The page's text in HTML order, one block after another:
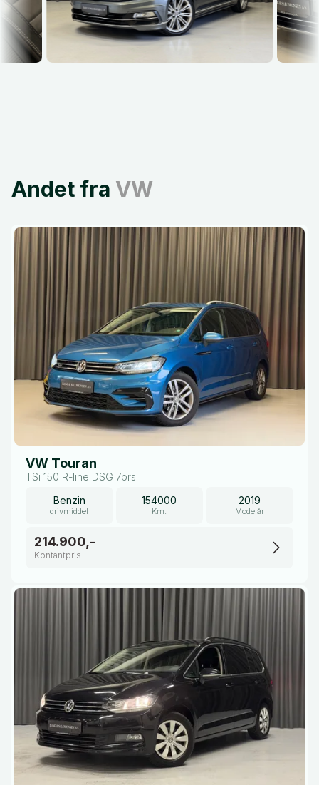
Andet fra VW
VW Touran
TSi 150 R-line DSG 7prs
Benzin
drivmiddel
154000
Km.
2019
Modelår
214.900,-
Kontantpris